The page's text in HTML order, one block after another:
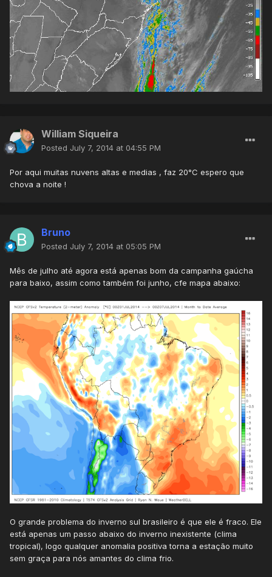
William Siqueira
Posted July 7, 2014 at 04:55 PM
Por aqui muitas nuvens altas e medias , faz 20°C espero que
chova a noite !
Bruno
Posted July 7, 2014 at 05:05 PM
Mês de julho até agora está apenas bom da campanha gaúcha
para baixo, assim como também foi junho, cfe mapa abaixo:
O grande problema do inverno sul brasileiro é que ele é fraco. Ele
está apenas um passo abaixo do inverno inexistente (clima
tropical), logo qualquer anomalia positiva torna a estação muito
sem graça para nós amantes do clima frio.